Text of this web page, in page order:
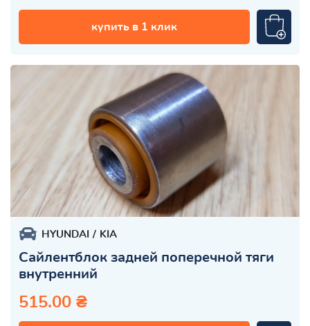
купить в 1 клик
HYUNDAI KIA
Сайлентблок задней поперечной тяги
внутренний
515.00 ₴